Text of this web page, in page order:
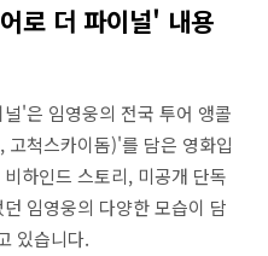
로 더 파이널' 내용
'은 임영웅의 전국 투어 앵콜
척스카이돔)'를 담은 영화입
하인드 스토리, 미공개 단독
임영웅의 다양한 모습이 담
있습니다.